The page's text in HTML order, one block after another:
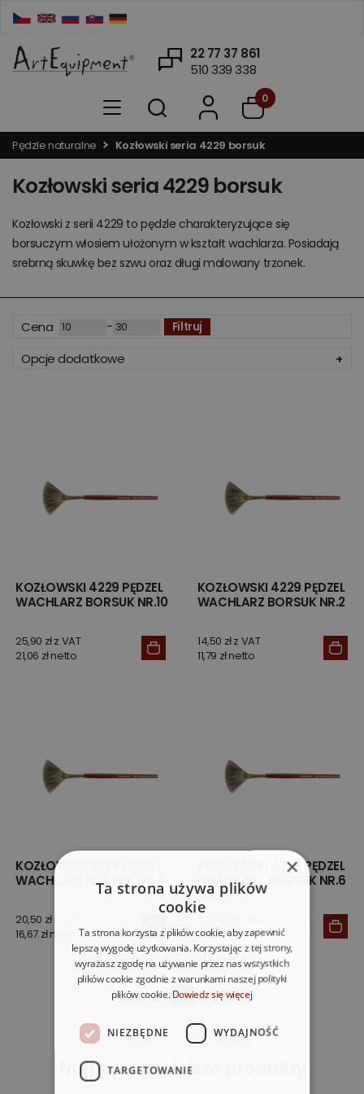
22 77 37 861
510 339 338
0
Pędzle naturalne Kozłowski seria 4229 borsuk
Cena - Filtruj
Opcje dodatkowe
Kozłowski seria 4229 borsuk
Kozłowski z serii 4229 to pędzle charakteryzujące się
borsuczym włosiem ułożonym w kształt wachlarza. Posiadają
srebrną skuwkę bez szwu oraz długi malowany trzonek.
KOZŁOWSKI 4229 PĘDZEL
WACHLARZ BORSUK NR.10
25,90 zł z VAT
21,06 zł netto
KOZŁOWSKI 4229 PĘDZEL
WACHLARZ BORSUK NR.2
14,50 zł z VAT
11,79 zł netto
KOZŁOWSKI 4229 PĘDZEL
WACHLARZ BORSUK NR.4
20,50 zł z VAT
16,67 zł netto
KOZŁOWSKI 4229 PĘDZEL
WACHLARZ BORSUK NR.6
16,67 zł netto
1
Najpopularniejsze produkty
×
Ta strona używa plików
cookie
Ta strona korzysta z plików cookie, aby zapewnić
lepszą wygodę użytkowania. Korzystając z tej strony,
wyrażasz zgodę na używanie przez nas wszystkich
plików cookie zgodnie z warunkami naszej polityki
plików cookie. Dowiedz się więcej
NIEZBĘDNE WYDAJNOŚĆ
TARGETOWANIE